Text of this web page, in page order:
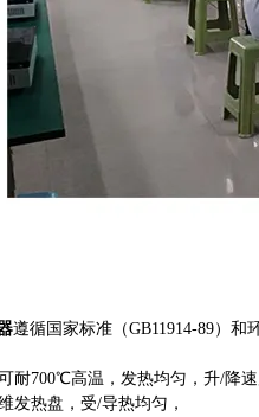
遵循国家标准（GB11914-89）
耐700℃高温，发热均匀，升/降
发热盘，受/导热均匀，